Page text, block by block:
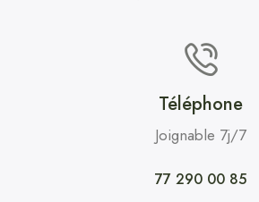
Téléphone
Joignable 7j/7
77 290 00 85